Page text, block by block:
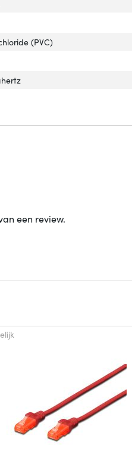
1 type'
over 'Aansluiting 1 type'
2 type'
over 'Aansluiting 2 type'
(PVC)
een review.